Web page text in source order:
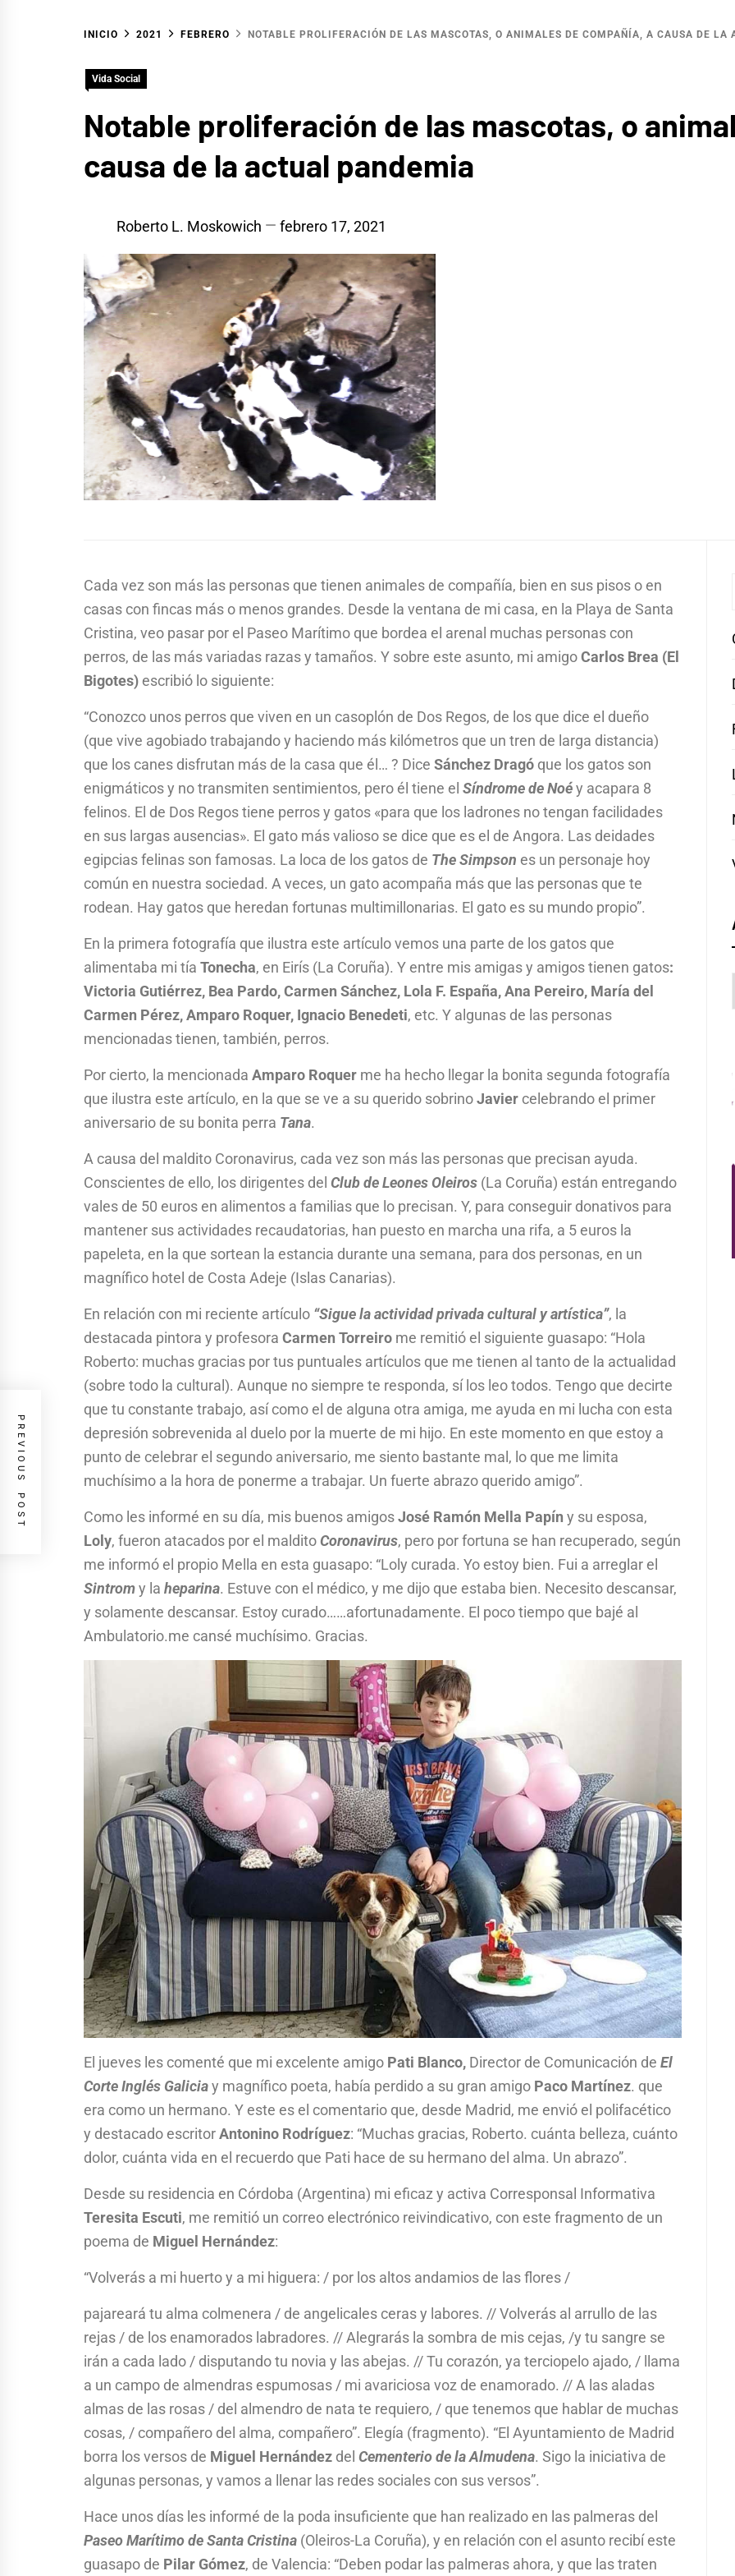
INICIO 2021 FEBRERO NOTABLE PROLIFERACIÓN DE LAS MASCOTAS, O ANIMALES DE COMPAÑÍA, A CAUSA DE LA
Vida Social
Notable proliferación de las mascotas, o
causa de la actual pandemia
Roberto L. Moskowich febrero 17, 2021
Cada vez son más las personas que tienen animales de compañía, bien en sus pisos o en
casas con fincas más o menos grandes. Desde la ventana de mi casa, en la Playa de Santa
Cristina, veo pasar por el Paseo Marítimo que bordea el arenal muchas personas con
perros, de las más variadas razas y tamaños. Y sobre este asunto, mi amigoCarlos Brea (El
Bigotes) escribió lo siguiente:
“Conozco unos perros que viven en un casoplón de Dos Regos, de los que dice el dueño
(que vive agobiado trabajando y haciendo más kilómetros que un tren de larga distancia)
que los canes disfrutan más de la casa que él… ? Dice Sánchez Dragó que los gatos son
enigmáticos y no transmiten sentimientos, pero él tiene el Síndrome de Noéy acapara 8
felinos. El de Dos Regos tiene perros y gatos «para que los ladrones no tengan facilidades
en sus largas ausencias». El gato más valioso se dice que es el de Angora. Las deidades
egipcias felinas son famosas. La loca de los gatos de The Simpson es un personaje hoy
común en nuestra sociedad. A veces, un gato acompaña más que las personas que te
rodean. Hay gatos que heredan fortunas multimillonarias. El gato es su mundo propio”.
En la primera fotografía que ilustra este artículo vemos una parte de los gatos que
alimentaba mi tía Tonecha, en Eirís (La Coruña). Y entre mis amigas y amigos tienen gatos:
Victoria Gutiérrez, Bea Pardo, Carmen Sánchez, Lola F. España, Ana Pereiro, María del
Carmen Pérez, Amparo Roquer, Ignacio Benedeti, etc. Y algunas de las personas
mencionadas tienen, también, perros.
Por cierto, la mencionada Amparo Roquer me ha hecho llegar la bonita segunda fotografía
que ilustra este artículo, en la que se ve a su querido sobrinoJavier celebrando el primer
aniversario de su bonita perra Tana.
A causa del maldito Coronavirus, cada vez son más las personas que precisan ayuda.
Conscientes de ello, los dirigentes del Club de Leones Oleiros (La Coruña) están entregando
vales de 50 euros en alimentos a familias que lo precisan. Y, para conseguir donativos para
mantener sus actividades recaudatorias, han puesto en marcha una rifa, a 5 euros la
papeleta, en la que sortean la estancia durante una semana, para dos personas, en un
magnífico hotel de Costa Adeje (Islas Canarias).
En relación con mi reciente artículo “Sigue la actividad privada cultural y artística”, la
destacada pintora y profesora Carmen Torreiro me remitió el siguiente guasapo: “Hola
Roberto: muchas gracias por tus puntuales artículos que me tienen al tanto de la actualidad
(sobre todo la cultural). Aunque no siempre te responda, sí los leo todos. Tengo que decirte
que tu constante trabajo, así como el de alguna otra amiga, me ayuda en mi lucha con esta
depresión sobrevenida al duelo por la muerte de mi hijo. En este momento en que estoy a
punto de celebrar el segundo aniversario, me siento bastante mal, lo que me limita
muchísimo a la hora de ponerme a trabajar. Un fuerte abrazo querido amigo”.
Como les informé en su día, mis buenos amigosJosé Ramón Mella Papín y su esposa,
Loly, fueron atacados por el malditoCoronavirus, pero por fortuna se han recuperado, según
me informó el propio Mella en esta guasapo: “Loly curada. Yo estoy bien. Fui a arreglar el
Sintromy la heparina. Estuve con el médico, y me dijo que estaba bien. Necesito descansar,
y solamente descansar. Estoy curado……afortunadamente. El poco tiempo que bajé al
Ambulatorio.me cansé muchísimo. Gracias.
El jueves les comenté que mi excelente amigo Pati Blanco, Director de Comunicación de El
Corte Inglés Galiciay magnífico poeta, había perdido a su gran amigo Paco Martínez. que
era como un hermano. Y este es el comentario que, desde Madrid, me envió el polifacético
y destacado escritorAntonino Rodríguez: “Muchas gracias, Roberto. cuánta belleza, cuánto
dolor, cuánta vida en el recuerdo que Pati hace de su hermano del alma. Un abrazo”.
Desde su residencia en Córdoba (Argentina) mi eficaz y activa Corresponsal Informativa
Teresita Escuti, me remitió un correo electrónico reivindicativo, con este fragmento de un
poema de Miguel Hernández:
“Volverás a mi huerto y a mi higuera: / por los altos andamios de las flores /
pajareará tu alma colmenera / de angelicales ceras y labores. // Volverás al arrullo de las
rejas / de los enamorados labradores. // Alegrarás la sombra de mis cejas, /y tu sangre se
irán a cada lado / disputando tu novia y las abejas. // Tu corazón, ya terciopelo ajado, / llama
a un campo de almendras espumosas / mi avariciosa voz de enamorado. // A las aladas
almas de las rosas / del almendro de nata te requiero, / que tenemos que hablar de muchas
cosas, / compañero del alma, compañero”. Elegía (fragmento). “El Ayuntamiento de Madrid
borra los versos de Miguel Hernández del Cementerio de la Almudena. Sigo la iniciativa de
algunas personas, y vamos a llenar las redes sociales con sus versos”.
Hace unos días les informé de la poda insuficiente que han realizado en las palmeras del
Paseo Marítimo de Santa Cristina (Oleiros-La Coruña), y en relación con el asunto recibí este
guasapo de Pilar Gómez, de Valencia: “Deben podar las palmeras ahora, y que las traten
PREVIOUS POST